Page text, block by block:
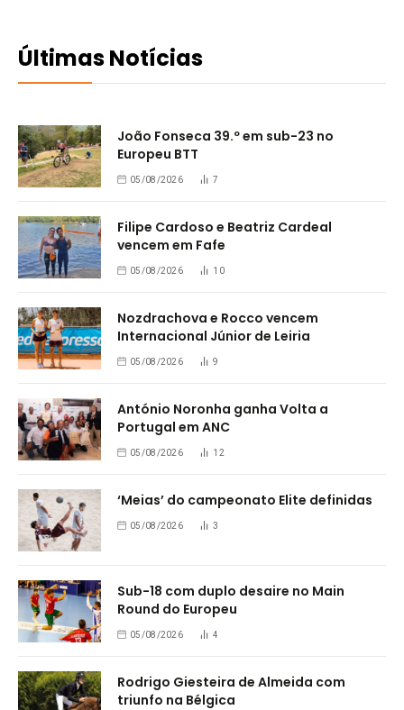
Últimas Notícias
João Fonseca 39.º em sub-23 no
Europeu BTT
05/08/2026 7
Filipe Cardoso e Beatriz Cardeal
vencem em Fafe
05/08/2026 10
Nozdrachova e Rocco vencem
Internacional Júnior de Leiria
05/08/2026 9
António Noronha ganha Volta a
Portugal em ANC
05/08/2026 12
‘Meias’ do campeonato Elite definidas
05/08/2026 3
Sub-18 com duplo desaire no Main
Round do Europeu
05/08/2026 4
Rodrigo Giesteira de Almeida com
triunfo na Bélgica